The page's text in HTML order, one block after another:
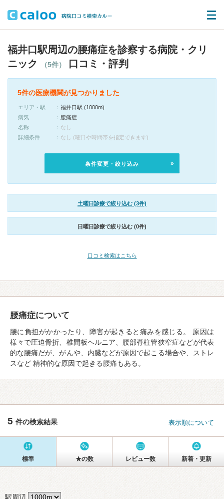
福井口駅周辺の腰痛症を診察する病院・クリ
ニック
（5件） 口コミ・評判
5件の医療機関が見つかりました
エリア・駅
福井口駅 (1000m)
病気
腰痛症
名称
なし
詳細条件
なし (曜日や時間帯を指定できます)
条件変更・絞り込み
土曜日診療で絞り込む (3件)
日曜日診療で絞り込む (0件)
口コミ検索はこちら
腰痛症について
腰に負担がかかったり、障害が起きると痛みを感じる。 原因は
様々で圧迫骨折、椎間板ヘルニア、腰部脊柱管狭窄症などが代表
的な腰痛だが、がんや、内臓などが原因で起こる場合や、ストレ
スなど 精神的な原因で起きる腰痛もある。
5 件の検索結果 表示順について
標準 ★の数 レビュー数 新着・更新
駅周辺